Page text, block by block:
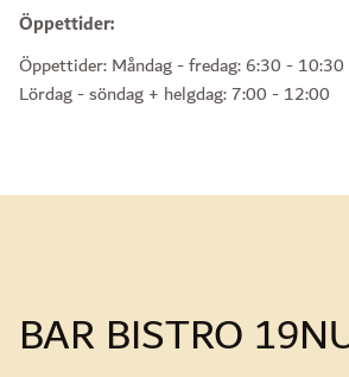
Öppettider:
Öppettider: Måndag - fredag: 6:30 - 10:30
Lördag - söndag + helgdag: 7:00 - 12:00
BAR BISTRO